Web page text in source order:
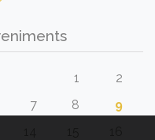
1
2
7 8
9